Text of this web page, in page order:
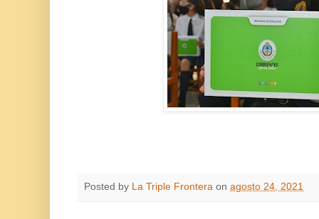
Posted by La Triple Frontera on agosto 24, 2021